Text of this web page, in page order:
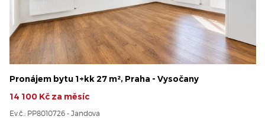
Pronájem bytu 1+kk 27 m², Praha - Vysočany
14 100 Kč za měsíc
Ev.č.: PP8010726 - Jandova